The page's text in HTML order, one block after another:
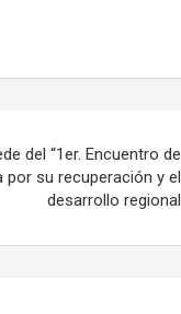
del “1er. Encuentro de
por su recuperación y el
desarrollo regional